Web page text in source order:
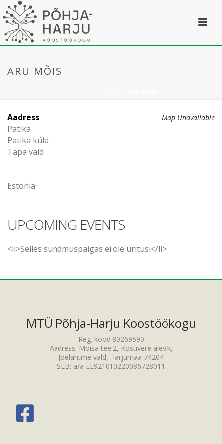
ARU MÕIS
Map Unavailable
Aadress
Patika
Patika küla
Tapa vald
Estonia
UPCOMING EVENTS
<li>Selles sündmuspaigas ei ole üritusi</li>
MTÜ Põhja-Harju Koostöökogu
Reg. kood 80269590
Aadress: Mõisa tee 2, Kostivere alevik,
Jõelähtme vald, Harjumaa 74204
SEB: a/a EE921010220086728011